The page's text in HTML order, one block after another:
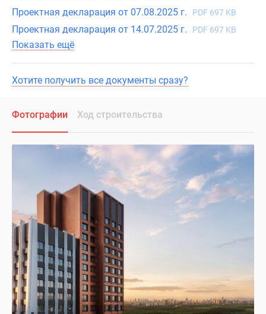
Проектная декларация от 07.08.2025 г. PDF 697 KB
Проектная декларация от 14.07.2025 г. PDF 697 KB
Показать ещё
Хотите получить все документы сразу?
Фотографии Ход строительства